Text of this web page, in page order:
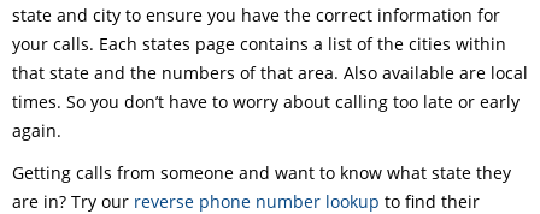
state and city to ensure you have the correct information for
your calls. Each states page contains a list of the cities within
that state and the numbers of that area. Also available are local
times. So you don’t have to worry about calling too late or early
again.
Getting calls from someone and want to know what state they
are in? Try our reverse phone number lookup to find their